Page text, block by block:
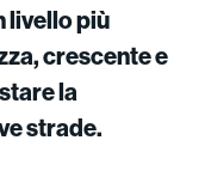
livello più
crescente e
la
strade.